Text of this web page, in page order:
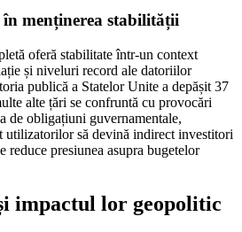
menținerea stabilității
oferă stabilitate într-un context
și niveluri record ale datoriilor
publică a Statelor Unite a depășit 37
alte țări se confruntă cu provocări
de obligațiuni guvernamentale,
utilizatorilor să devină indirect investitori
reduce presiunea asupra bugetelor
impactul lor geopolitic